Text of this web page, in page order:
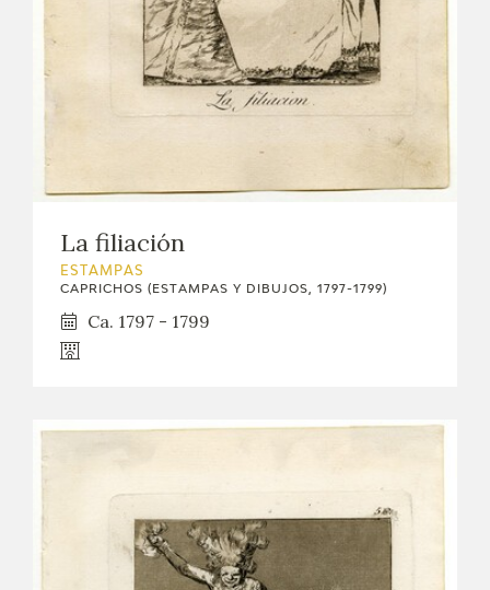
La filiación
ESTAMPAS
CAPRICHOS (ESTAMPAS Y DIBUJOS, 1797-1799)
Ca. 1797 - 1799